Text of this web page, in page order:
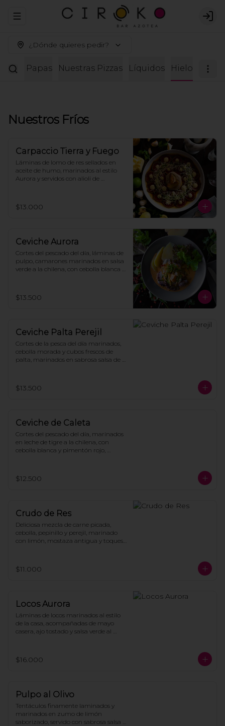
Abrir menu de navegación
¿Dónde quieres pedir?
Papas Nuestras Pizzas Líquidos Hielo
Nuestros Fríos
Carpaccio Tierra y Fuego
Láminas de lomo de res sellados en
aceite de humo, marinados al estilo
Aurora y servidos con alioli de
cebolla asada y tostadas para
compartir.
$13.000
Ceviche Aurora
Cortes del pescado del día, láminas de
pulpo, camarones marinados en salsa
verde a la chilena, con cebolla blanca y
casera.
$13.500
Ceviche Palta Perejil
Cortes de la pesca del día marinados,
cebolla morada y cubos frescos de
palta, marinados en sabrosa salsa de
acompañado de lechuga y crocante
de zapallo.
$13.500
Ceviche de Caleta
Cortes del pescado del día, marinados
en leche de tigre a la chilena, con
cebolla blanca y pimentón rojo,
$12.500
Crudo de Res
Deliciosa mezcla de carne picada,
cebolla, pepinillo y perejil, marinado
con limón, mostaza antigua y toques
$11.000
Locos Aurora
Láminas de locos marinados al estilo
de la casa, acompañadas de mayo
casera, ajo tostado y salsa verde al
$16.000
Pulpo al Olivo
Tentáculos finamente laminados y
marinados en zumo de limón
saborizado, servido con sabrosa salsa